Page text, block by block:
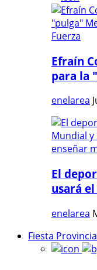
Efraín
para la
enelarea
El
usará
enelarea
Fiesta